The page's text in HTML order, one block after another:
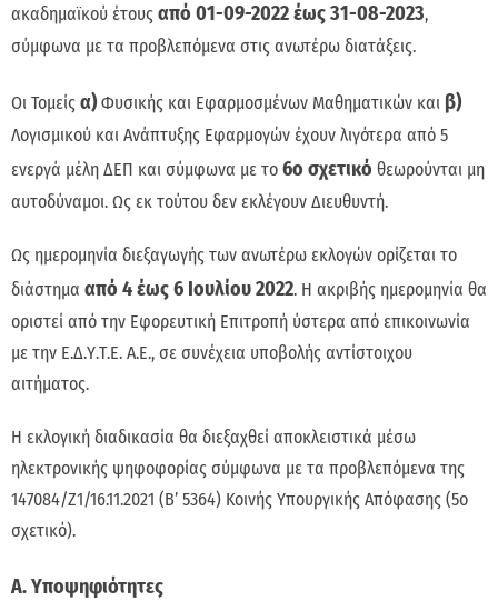
ακαδημαϊκού έτους από 01-09-2022 έως 31-08-2023,
σύμφωνα με τα προβλεπόμενα στις ανωτέρω διατάξεις.
Οι Τομείς α) Φυσικής και Εφαρμοσμένων Μαθηματικών και β)
Λογισμικού και Ανάπτυξης Εφαρμογών έχουν λιγότερα από 5
ενεργά μέλη ΔΕΠ και σύμφωνα με το 6ο σχετικό θεωρούνται μη
αυτοδύναμοι. Ως εκ τούτου δεν εκλέγουν Διευθυντή.
Ως ημερομηνία διεξαγωγής των ανωτέρω εκλογών ορίζεται το
διάστημα από 4 έως 6 Ιουλίου 2022. Η ακριβής ημερομηνία θα
οριστεί από την Εφορευτική Επιτροπή ύστερα από επικοινωνία
με την Ε.Δ.Υ.Τ.Ε. Α.Ε., σε συνέχεια υποβολής αντίστοιχου
αιτήματος.
Η εκλογική διαδικασία θα διεξαχθεί αποκλειστικά μέσω
ηλεκτρονικής ψηφοφορίας σύμφωνα με τα προβλεπόμενα της
147084/Ζ1/16.11.2021 (Β’ 5364) Κοινής Υπουργικής Απόφασης (5ο
σχετικό).
Α. Υποψηφιότητες